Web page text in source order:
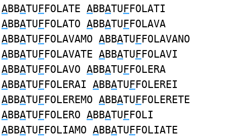
ABBATUFFOLATE ABBATUFFOLATI
ABBATUFFOLATO ABBATUFFOLAVA
ABBATUFFOLAVAMO ABBATUFFOLAVANO
ABBATUFFOLAVATE ABBATUFFOLAVI
ABBATUFFOLAVO ABBATUFFOLERA
ABBATUFFOLERAI ABBATUFFOLEREI
ABBATUFFOLEREMO ABBATUFFOLERETE
ABBATUFFOLERO ABBATUFFOLI
ABBATUFFOLIAMO ABBATUFFOLIATE